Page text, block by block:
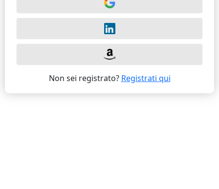
Non sei registrato? Registrati qui